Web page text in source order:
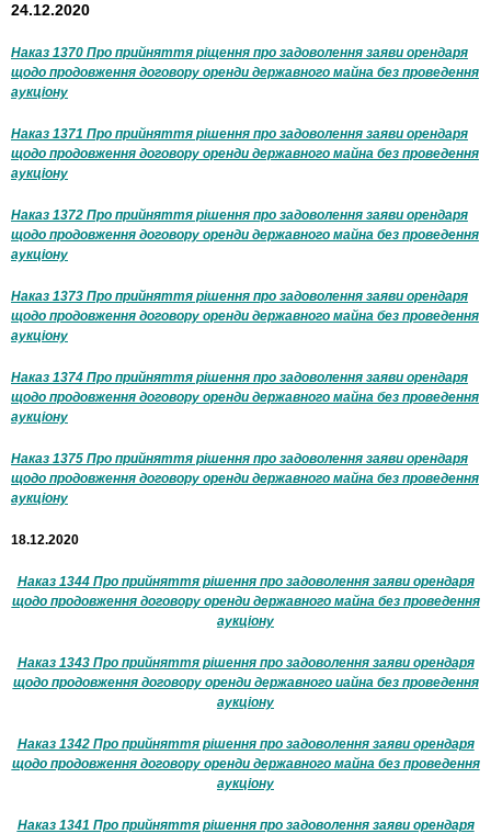
24.12.2020
Наказ 1370 Про прийняття ріщення про задоволення заяви орендаря
щодо продовження договору оренди державного майна без проведення
аукціону
Наказ 1371 Про прийняття рішення про задоволення заяви орендаря
щодо продовження договору оренди державного майна без проведення
аукціону
Наказ 1372 Про прийняття рішення про задоволення заяви орендаря
щодо продовження договору оренди державного майна без проведення
аукціону
Наказ 1373 Про прийняття рішення про задоволення заяви орендаря
щодо продовження договору оренди державного майна без проведення
аукціону
Наказ 1374 Про прийняття рішення про задоволення заяви орендаря
щодо продовження договору оренди державного майна без проведення
аукціону
Наказ 1375 Про прийняття рішення про задоволення заяви орендаря
щодо продовження договору оренди державного майна без проведення
аукціону
18.12.2020
Наказ 1344 Про прийняття рішення про задоволення заяви орендаря
щодо продовження договору оренди державного майна без проведення
аукціону
Наказ 1343 Про прийняття рішення про задоволення заяви орендаря
щодо продовження договору оренди державного иайна без проведення
аукціону
Наказ 1342 Про прийняття рішення про задоволення заяви орендаря
щодо продовження договору оренди державного майна без проведення
аукціону
Наказ 1341 Про прийняття рішення про задоволення заяви орендаря